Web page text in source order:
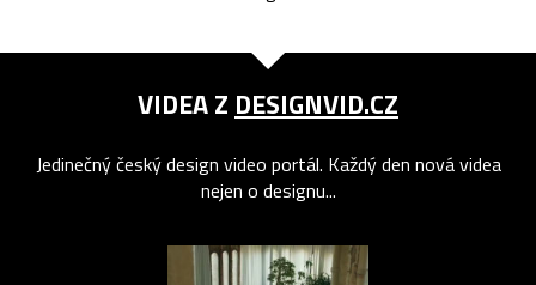
VIDEA Z DESIGNVID.CZ
Jedinečný český design video portál. Každý den nová videa
nejen o designu...